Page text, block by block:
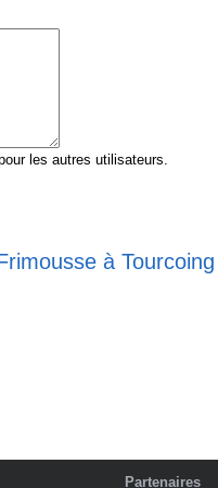
les autres utilisateurs.
à Tourcoing
Partenaires